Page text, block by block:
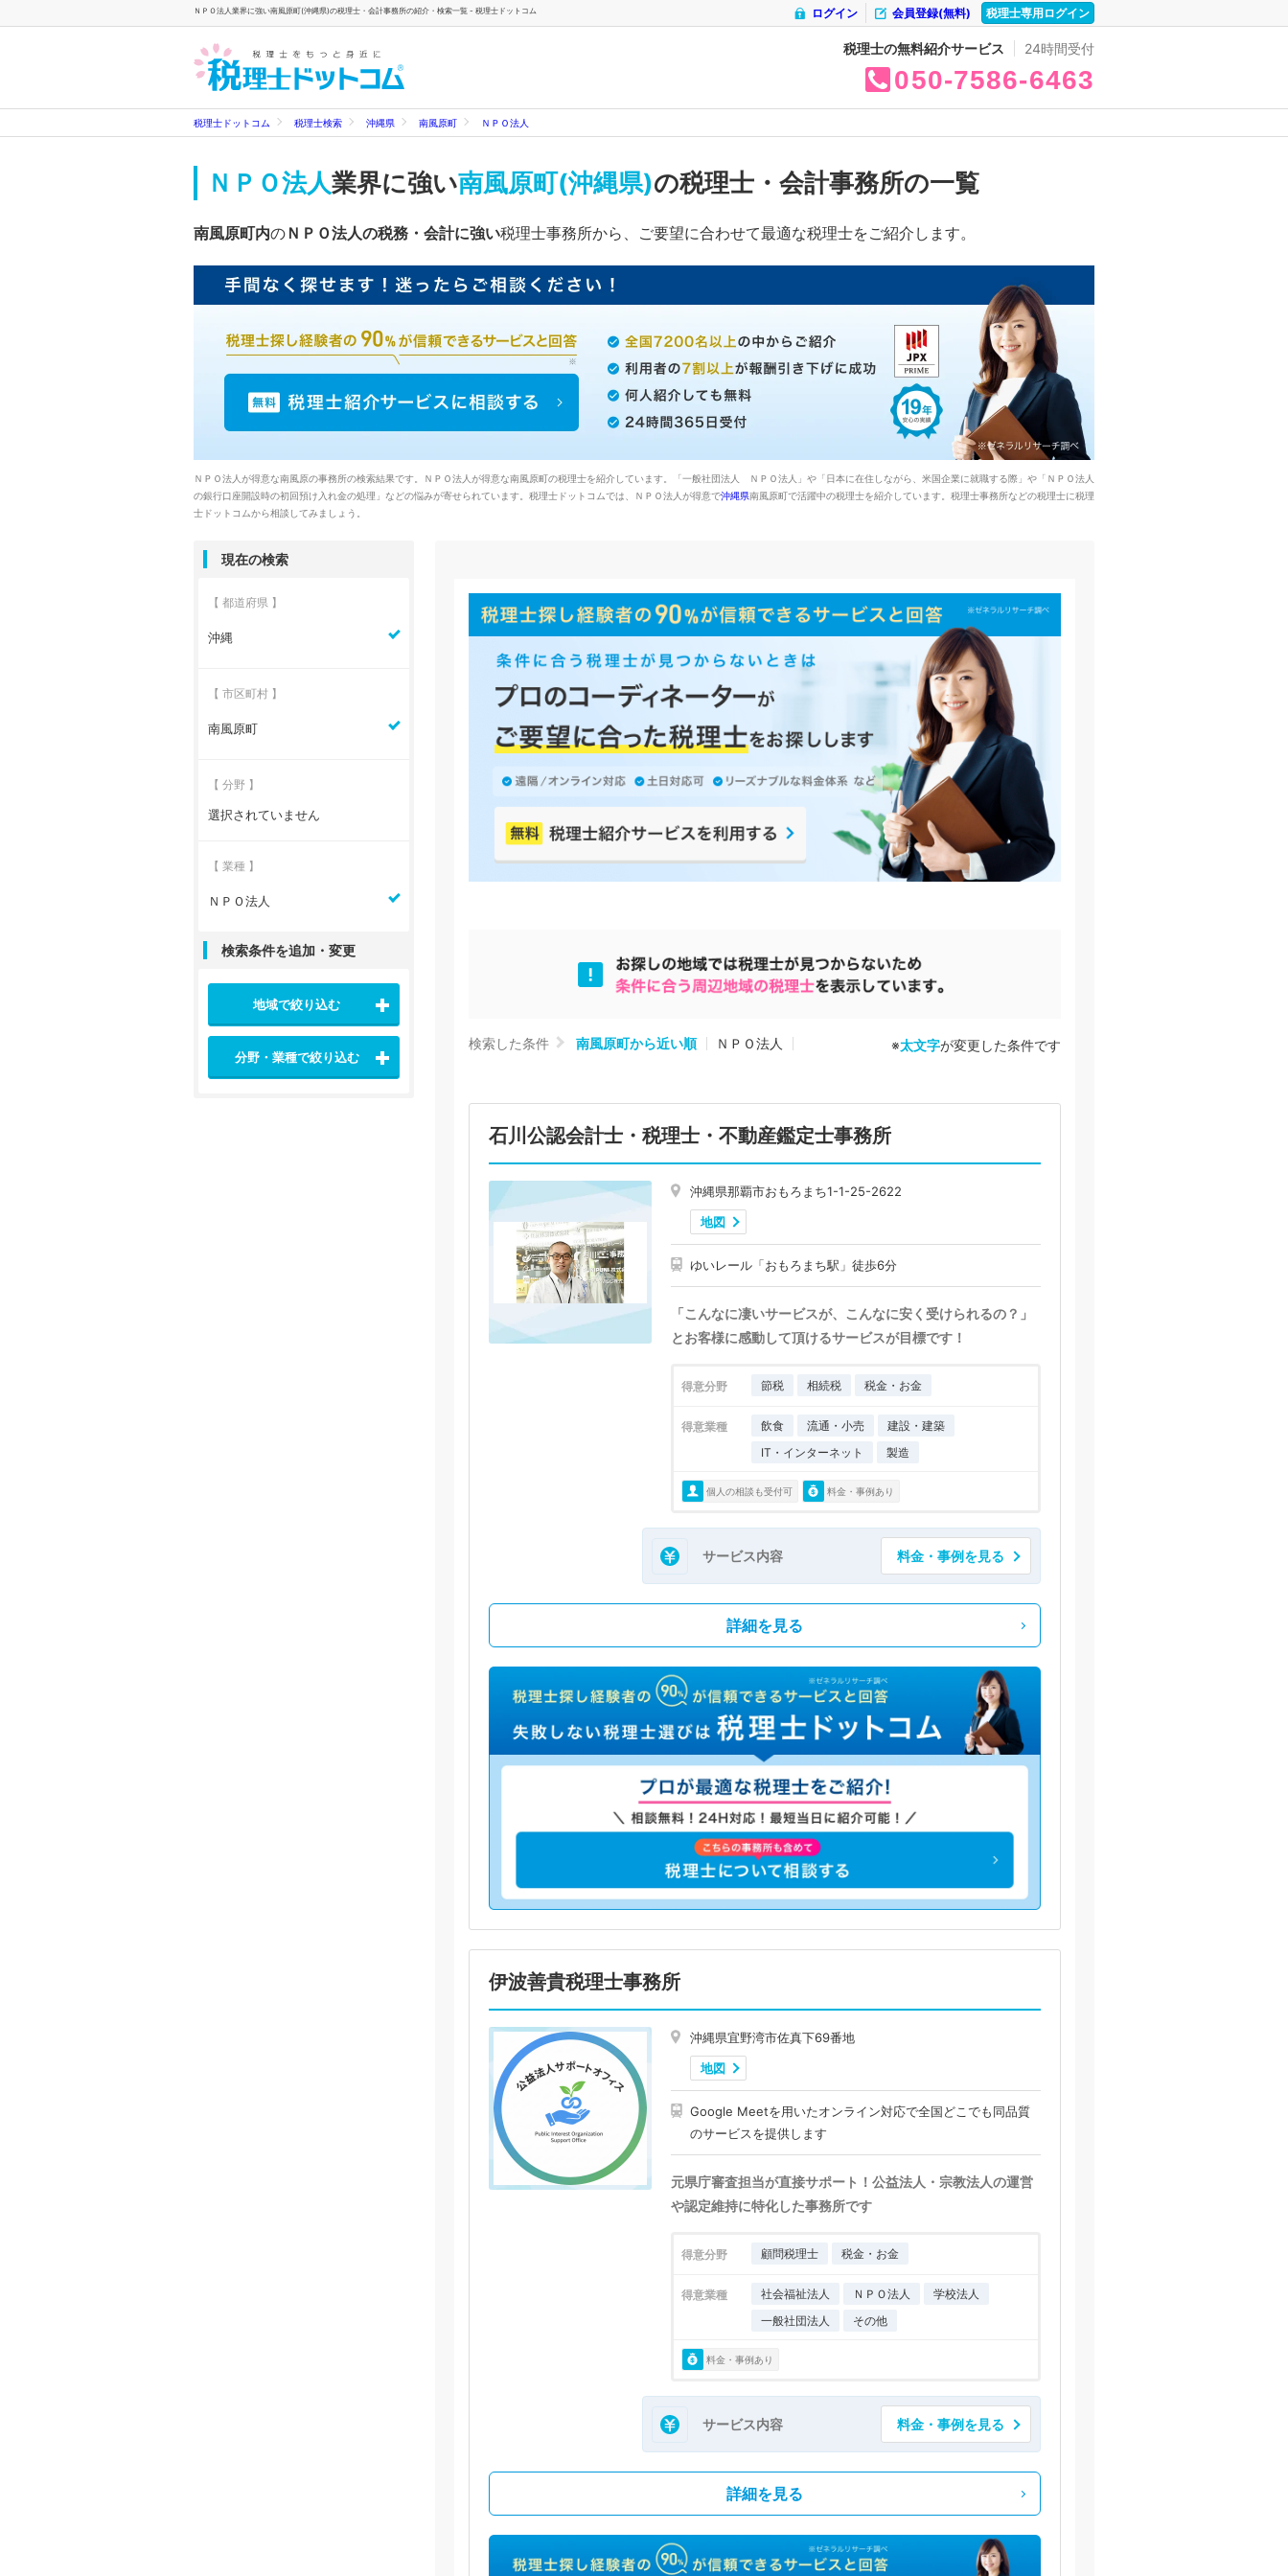
ＮＰＯ法人業界に強い南風原町(沖縄県)の税理士・会計事務所の紹介・検索一覧 - 税理士ドットコム 税理士専用ログイン
会員登録(無料)
ログイン
税理士の無料紹介サービス 24時間受付
050 7586 6463
税理士ドットコム 税理士検索 沖縄県 南風原町 ＮＰＯ法人
ＮＰＯ法人業界に強い南風原町(沖縄県)の税理士・会計事務所の一覧
南風原町内の ＮＰＯ法人の税務・会計に強い税理士事務所から、ご要望に合わせて最適な税理士をご紹介します。
ＮＰＯ法人が得意な南風原の事務所の検索結果です。ＮＰＯ法人が得意な南風原町の税理士を紹介しています。「一般社団法人 ＮＰＯ法人」や「日本に在住しながら、米国企業に就職する際」や「ＮＰＯ法人
の銀行口座開設時の初回預け入れ金の処理」などの悩みが寄せられています。税理士ドットコムでは、ＮＰＯ法人が得意で沖縄県南風原町で活躍中の税理士を紹介しています。税理士事務所などの税理士に税理
士ドットコムから相談してみましょう。
検索した条件 南風原町から近い順 ＮＰＯ法人 ※太文字が変更した条件です
石川公認会計士・税理士・不動産鑑定士事務所
沖縄県那覇市おもろまち1-1-25-2622
地図
ゆいレール「おもろまち駅」徒歩6分
「こんなに凄いサービスが、こんなに安く受けられるの？」
とお客様に感動して頂けるサービスが目標です！
得意分野 節税 相続税 税金・お金
得意業種 飲食 流通・小売
建設・建築
IT・インターネット
製造
個人の相談も受付可 料金・事例あり
サービス内容 料金・事例を見る
詳細を見る
伊波善貴税理士事務所
沖縄県宜野湾市佐真下69番地
地図
Google Meetを用いたオンライン対応で全国どこでも同品質
のサービスを提供します
元県庁審査担当が直接サポート！公益法人・宗教法人の運営
や認定維持に特化した事務所です
得意分野 顧問税理士 税金・お金
得意業種 社会福祉法人 ＮＰＯ法人
学校法人
一般社団法人
その他
料金・事例あり
サービス内容 料金・事例を見る
詳細を見る
現在の検索
【 都道府県 】
沖縄
【 市区町村 】
南風原町
【 分野 】
選択されていません
【 業種 】
ＮＰＯ法人
検索条件を追加・変更
地域で絞り込む
分野・業種で絞り込む